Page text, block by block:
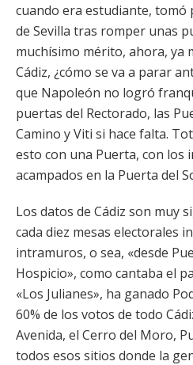
cuando era estudiante, tomó
de Sevilla tras romper unas
muchísimo mérito, ahora, ya
Cádiz, ¿cómo se va a parar
que Napoleón no logró
puertas del Rectorado, las
Camino y Viti si hace falta.
esto con una Puerta, con los
acampados en la Puerta del
Los datos de Cádiz son muy
cada diez mesas electorales
intramuros, o sea, «desde
Hospicio», como cantaba el
«Los Julianes», ha ganado
60% de los votos de todo
Avenida, el Cerro del Moro,
todos esos sitios donde la